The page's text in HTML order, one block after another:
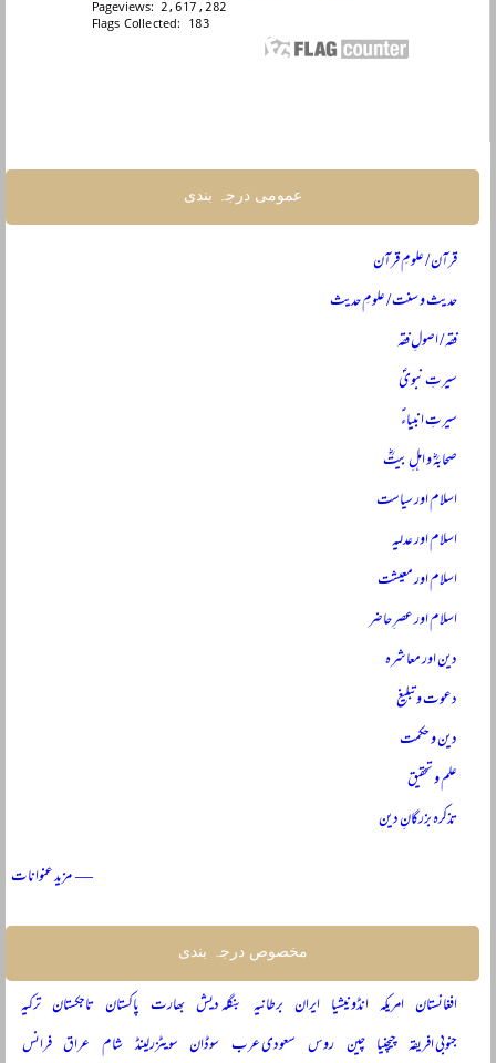
عمومی درجہ بندی
قرآن / علومِ قرآن
حدیث و سنت / علومِ حدیث
فقہ / اصولِ فقہ
سیرتِ نبویؐ
سیرتِ انبیاءؑ
صحابہؓ و اہلِ بیتؓ
اسلام اور سیاست
اسلام اور عدلیہ
اسلام اور معیشت
اسلام اور عصرِ حاضر
دین اور معاشرہ
دعوت و تبلیغ
دین و حکمت
علم و تحقیق
تذکرہ بزرگانِ دین
— مزید عنوانات
مخصوص درجہ بندی
افغانستان امریکہ انڈونیشیا ایران برطانیہ بنگلہ دیش بھارت پاکستان تاجکستان ترکیہ
جنوبی افریقہ چیچنیا چین روس سعودی عرب سوڈان سویٹزرلینڈ شام عراق فرانس